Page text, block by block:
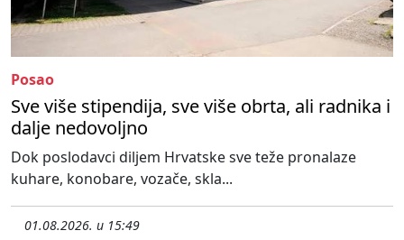
Posao
Sve više stipendija, sve više obrta, ali radnika i
dalje nedovoljno
Dok poslodavci diljem Hrvatske sve teže pronalaze
kuhare, konobare, vozače, skla...
01.08.2026. u 15:49